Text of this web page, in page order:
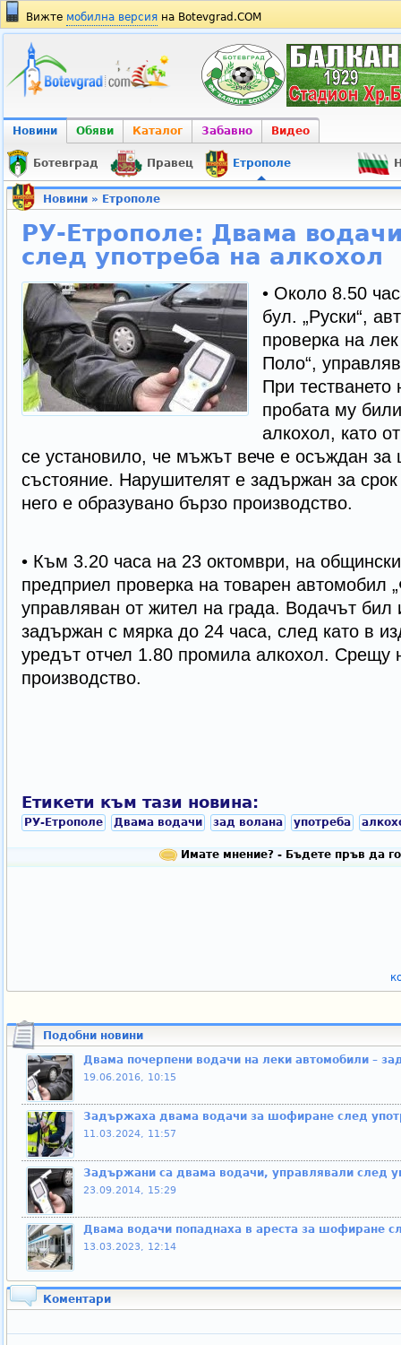
Вижте мобилна версия на Botevgrad.COM
Новини Обяви Каталог Забавно Видео
Ботевград Правец Етрополе
Новини» Етрополе
РУ-Етрополе: Двама
след употреба на алкохол
• Около 8.50
бул. „Руски“,
проверка на
Поло“,
При тестването
пробата му
алкохол, като
се установило, че мъжът вече е осъждан за
състояние. Нарушителят е задържан за
него е образувано бързо производство.
• Към 3.20 часа на 23 октомври, на
предприел проверка на товарен автомобил
управляван от жител на града. Водачът бил
задържан с мярка до 24 часа, след като в
уредът отчел 1.80 промила алкохол. Срещу
производство.
Етикети към тази новина:
РУ-Етрополе Двама водачи зад волана употреба
Имате мнение? - Бъдете пръв да го
Подобни новини
Двама почерпени водачи на леки автомобили –
19.06.2016, 10:15
Задържаха двама водачи за шофиране след
11.03.2024, 11:57
Задържани са двама водачи, управлявали след
23.09.2014, 15:29
Двама водачи попаднаха в ареста за шофиране
13.03.2023, 12:14
Коментари